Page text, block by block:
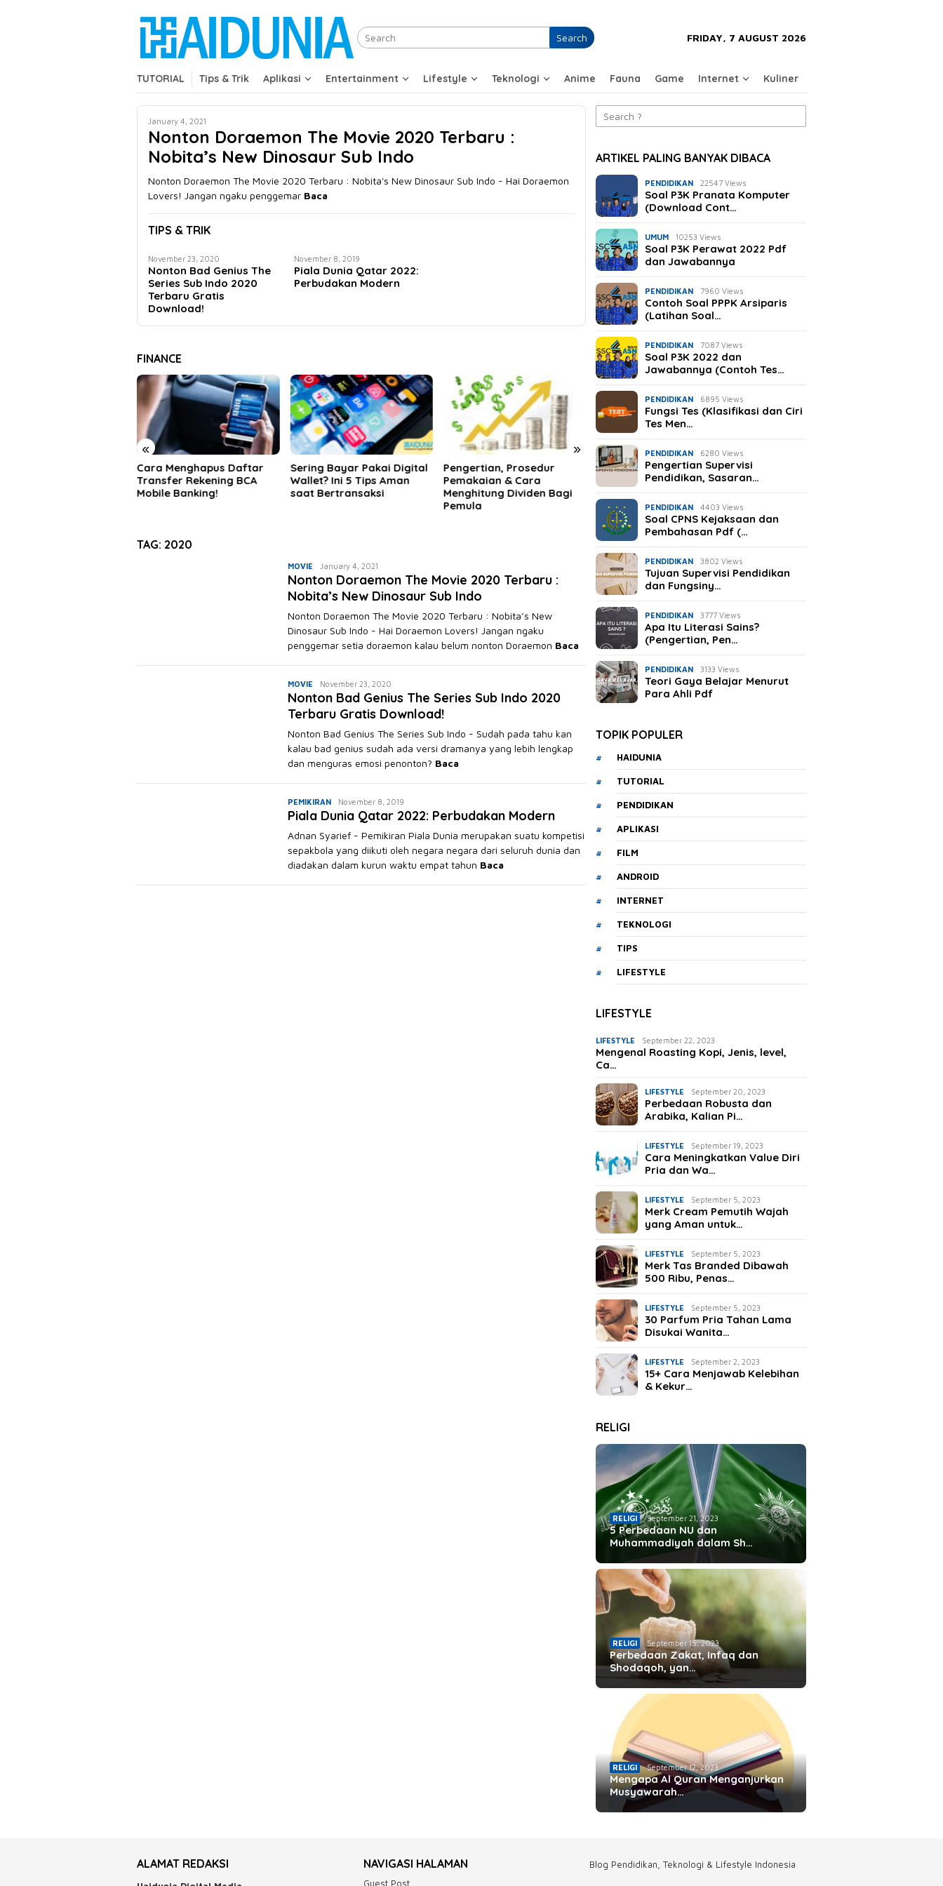
Search FRIDAY, 7 AUGUST 2026
TUTORIAL Tips & Trik Aplikasi Entertainment Lifestyle Teknologi Anime Fauna Game Internet Kuliner
January 4, 2021
Nonton Doraemon The Movie 2020 Terbaru :
Nobita’s New Dinosaur Sub Indo
Nonton Doraemon The Movie 2020 Terbaru : Nobita's New Dinosaur Sub Indo - Hai Doraemon
Lovers! Jangan ngaku penggemar Baca
TIPS & TRIK
November 23, 2020
Nonton Bad Genius The
Series Sub Indo 2020
Terbaru Gratis
Download!
November 8, 2019
Piala Dunia Qatar 2022:
Perbudakan Modern
FINANCE
« »
Sering Bayar Pakai Digital
Wallet? Ini 5 Tips Aman
saat Bertransaksi
Pengertian, Prosedur
Pemakaian & Cara
Menghitung Dividen Bagi
Beberapa Rekomendasi
Pilihan Produk Dana
Pensiun
Laporan keuangan Mayora
Meningkat Fantastis,
Cara Menghapus Daftar
Transfer Rekening BCA
TAG: 2020
MOVIE Deany
Januarta
Putra
January 4, 2021
Nonton Doraemon The Movie 2020 Terbaru :
Nobita’s New Dinosaur Sub Indo
Nonton Doraemon The Movie 2020 Terbaru : Nobita’s New
Dinosaur Sub Indo - Hai Doraemon Lovers! Jangan ngaku
penggemar setia doraemon kalau belum nonton Doraemon Baca
MOVIE Akhmad
Saikuddin
November 23, 2020
Nonton Bad Genius The Series Sub Indo 2020
Terbaru Gratis Download!
Nonton Bad Genius The Series Sub Indo - Sudah pada tahu kan
kalau bad genius sudah ada versi dramanya yang lebih lengkap
dan menguras emosi penonton? Baca
PEMIKIRANAkhmad
Saikuddin
November 8, 2019
Piala Dunia Qatar 2022: Perbudakan Modern
Adnan Syarief - Pemikiran Piala Dunia merupakan suatu kompetisi
sepakbola yang diikuti oleh negara negara dari seluruh dunia dan
diadakan dalam kurun waktu empat tahun Baca
Search
for:
ARTIKEL PALING BANYAK DIBACA
PENDIDIKAN 22547 Views
Soal P3K Pranata Komputer
(Download Cont…
UMUM 10253 Views
Soal P3K Perawat 2022 Pdf
dan Jawabannya
PENDIDIKAN 7960 Views
Contoh Soal PPPK Arsiparis
(Latihan Soal…
PENDIDIKAN 7087 Views
Soal P3K 2022 dan
Jawabannya (Contoh Tes…
PENDIDIKAN 6895 Views
Fungsi Tes (Klasifikasi dan Ciri
Tes Men…
PENDIDIKAN 6280 Views
Pengertian Supervisi
Pendidikan, Sasaran…
PENDIDIKAN 4403 Views
Soal CPNS Kejaksaan dan
Pembahasan Pdf (…
PENDIDIKAN 3802 Views
Tujuan Supervisi Pendidikan
dan Fungsiny…
PENDIDIKAN 3777 Views
Apa Itu Literasi Sains?
(Pengertian, Pen…
PENDIDIKAN 3133 Views
Teori Gaya Belajar Menurut
Para Ahli Pdf
TOPIK POPULER
HAIDUNIA
TUTORIAL
PENDIDIKAN
APLIKASI
FILM
ANDROID
INTERNET
TEKNOLOGI
TIPS
LIFESTYLE
LIFESTYLE
LIFESTYLE September 22, 2023
Mengenal Roasting Kopi, Jenis, level,
Ca…
LIFESTYLE September 20, 2023
Perbedaan Robusta dan
Arabika, Kalian Pi…
LIFESTYLE September 19, 2023
Cara Meningkatkan Value Diri
Pria dan Wa…
LIFESTYLE September 5, 2023
Merk Cream Pemutih Wajah
yang Aman untuk…
LIFESTYLE September 5, 2023
Merk Tas Branded Dibawah
500 Ribu, Penas…
LIFESTYLE September 5, 2023
30 Parfum Pria Tahan Lama
Disukai Wanita…
LIFESTYLE September 2, 2023
15+ Cara Menjawab Kelebihan
& Kekur…
RELIGI
RELIGI September 21, 2023
5 Perbedaan NU dan
Muhammadiyah dalam Sh…
RELIGI September 15, 2023
Perbedaan Zakat, Infaq dan
Shodaqoh, yan…
RELIGI September 12, 2023
Mengapa Al Quran Menganjurkan
Musyawarah…
ALAMAT REDAKSI NAVIGASI HALAMAN
Guest Post
Blog Pendidikan, Teknologi & Lifestyle Indonesia